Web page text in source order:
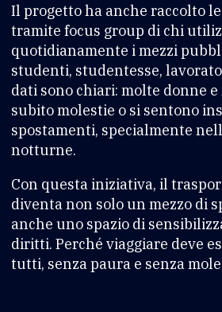
Il progetto ha anche raccolto
tramite focus group di chi
quotidianamente i mezzi
studenti, studentesse,
dati sono chiari: molte donne
subito molestie o si sentono
spostamenti, specialmente
notturne.
Con questa iniziativa, il
diventa non solo un mezzo di
anche uno spazio di
diritti. Perché viaggiare deve
tutti, senza paura e senza